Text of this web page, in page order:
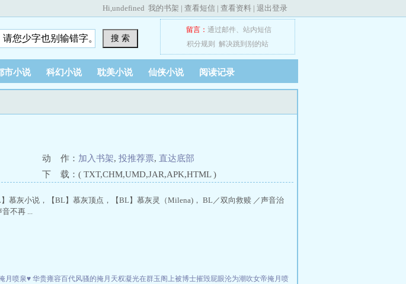
Hi,undefined 我的书架 | 查看短信 | 查看资料 | 退出登录
搜 索
留言： 通过邮件、 站内短信
积分规则
解决跳到别的站
市小说 科幻小说 耽美小说 仙侠小说 阅读记录
动 作： 加入书架, 投推荐票, 直达底部
下 载：( TXT,CHM,UMD,JAR,APK,HTML )
慕灰小说，【BL】慕灰顶点，【BL】慕灰灵（Milena)， BL／双向救赎 ／声音治
不再 ...
月喷泉♥ 华贵雍容百代风骚的掩月天权凝光在群玉阁上被博士摧毁屁眼沦为潮吹女帝掩月喷